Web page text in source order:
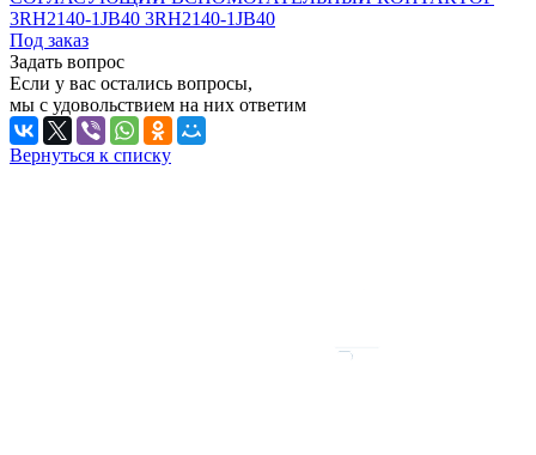
3RH2140-1JB40 3RH2140-1JB40
Под заказ
Задать вопрос
Если у вас остались вопросы,
мы с удовольствием на них ответим
Вернуться к списку